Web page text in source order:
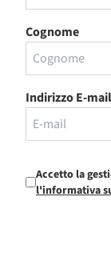
Cognome
Indirizzo E-mail
Accetto la
l'informativa